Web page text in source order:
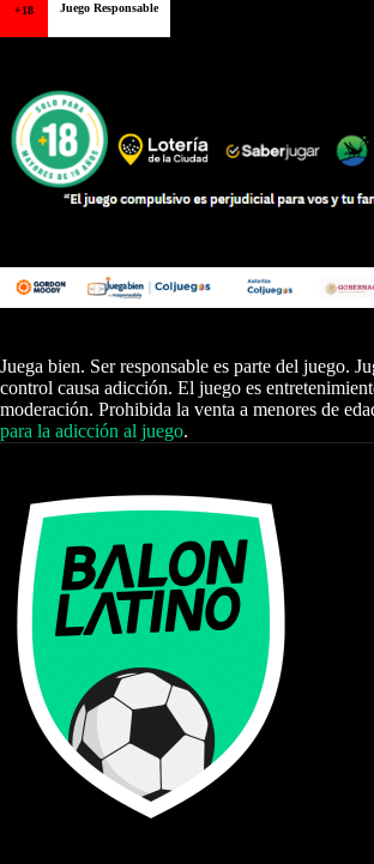
+18 Juego Responsable
Juega bien. Ser responsable es parte del juego.
control causa adicción. El juego es
moderación. Prohibida la venta a menores de
para la adicción al juego.